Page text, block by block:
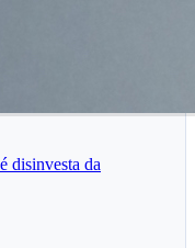
disinvesta da